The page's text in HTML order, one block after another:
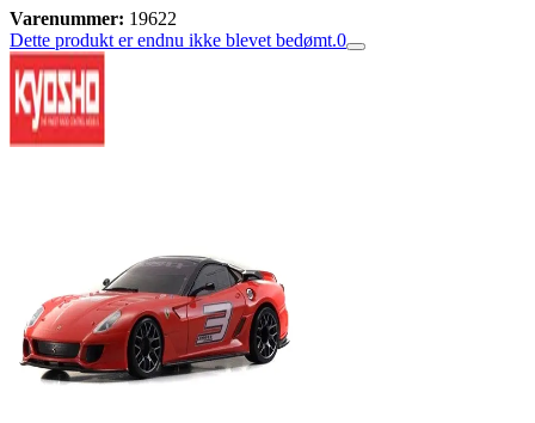
Varenummer: 19622
Dette produkt er endnu ikke blevet bedømt.0